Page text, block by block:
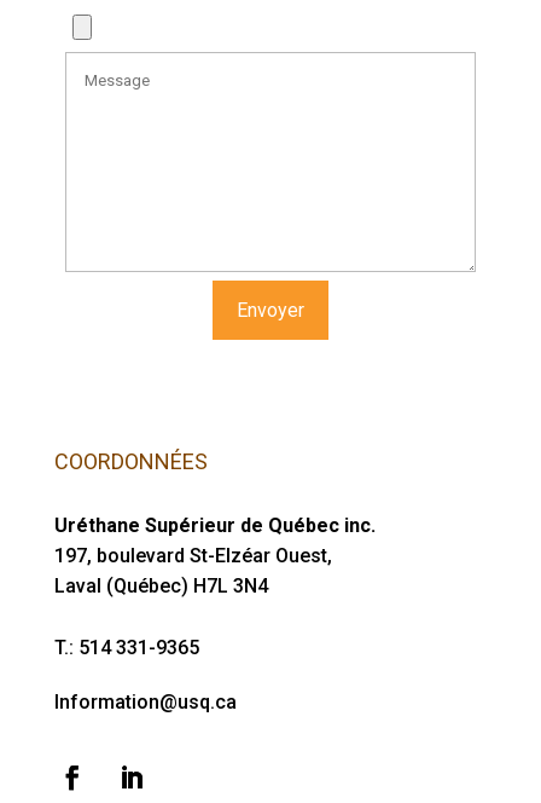
COORDONNÉES
Uréthane Supérieur de Québec inc.
197, boulevard St-Elzéar Ouest,
Laval (Québec) H7L 3N4
T.: 514 331-9365
Information@usq.ca